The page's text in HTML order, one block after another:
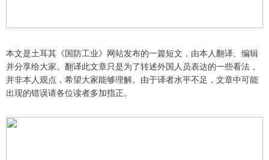
本文是土耳其《国防工业》网站发布的一篇短文，由本人翻译、编辑
并分享给大家。翻译此文章只是为了转述外国人员表达的一些看法，
并非本人观点，希望大家能够理解。由于译者水平不足，文章中可能
出现的错误请各位读者多加指正。